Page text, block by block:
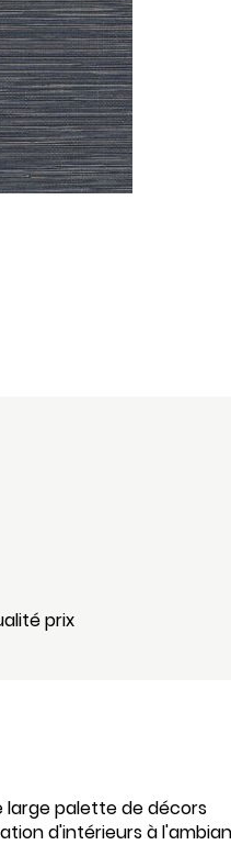
prix
large palette de décors
d'intérieurs à